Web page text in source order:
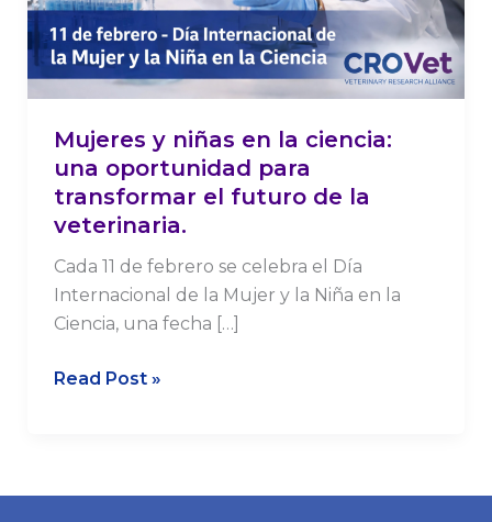
Mujeres y niñas en la ciencia:
una oportunidad para
transformar el futuro de la
veterinaria.
Cada 11 de febrero se celebra el Día
Internacional de la Mujer y la Niña en la
Ciencia, una fecha […]
oportunidad
para
transformar
el
futuro
de
la
veterinaria.
Read Post »